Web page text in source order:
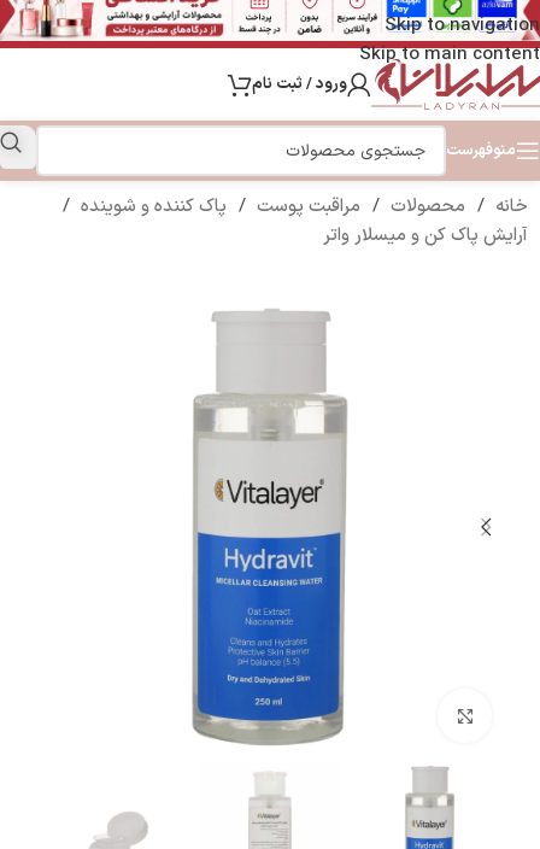
Skip to navigation
Skip to main content
ورود / ثبت نام
منوفهرست
خانه / محصولات / مراقبت پوست / پاک کننده و شوینده /
آرایش پاک کن و میسلار واتر
بزرگنمایی تصویر